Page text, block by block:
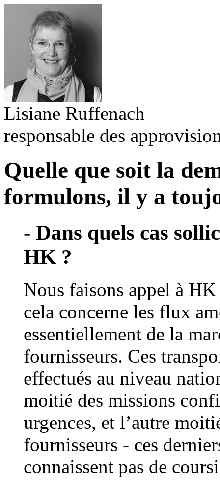
Lisiane Ruffenach
responsable des
Quelle que soit la
formulons, il y a
- Dans quels cas
HK ?
Nous faisons appel à
cela concerne les flux
essentiellement de la
fournisseurs. Ces
effectués au niveau
moitié des missions
urgences, et l’autre
fournisseurs - ces
connaissent pas de